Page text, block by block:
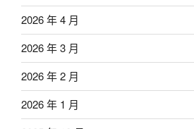
2026 年 4 月
2026 年 3 月
2026 年 2 月
2026 年 1 月